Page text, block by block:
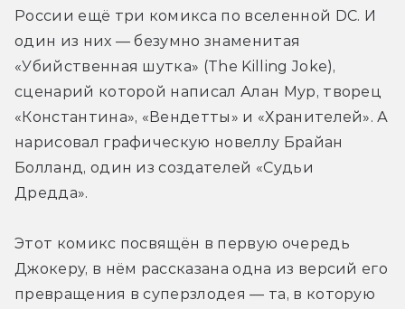
России ещё три комикса по вселенной DC. И
один из них — безумно знаменитая
«Убийственная шутка» (The Killing Joke),
сценарий которой написал Алан Мур, творец
«Константина», «Вендетты» и «Хранителей». А
нарисовал графическую новеллу Брайан
Болланд, один из создателей «Судьи
Дредда».
Этот комикс посвящён в первую очередь
Джокеру, в нём рассказана одна из версий его
превращения в суперзлодея — та, в которую